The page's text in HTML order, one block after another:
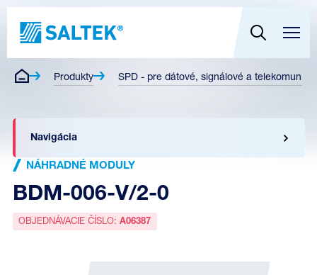
Produkty SPD - pre dátové, signálové a
Navigácia
NÁHRADNÉ MODULY
BDM-006-V/2-0
OBJEDNÁVACIE ČÍSLO:A06387